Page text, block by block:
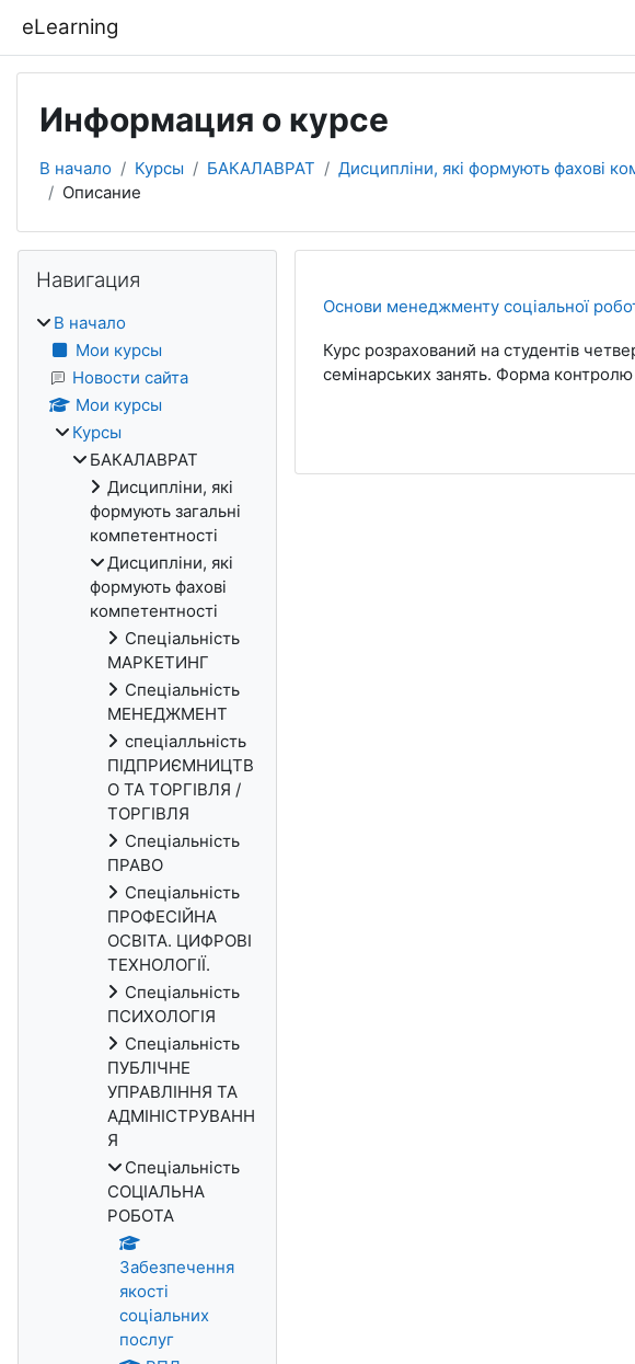
eLearning
Информация о курсе
В начало Курсы БАКАЛАВРАТ Дисципліни, які формують фахові
Описание
Основи менеджменту соціальної
Курс розрахований на студентів
семінарських занять. Форма контролю
Блоки
Навигация
В начало
Мои курсы
Новости сайта
Мои курсы
Курсы
БАКАЛАВРАТ
Дисципліни, які
формують загальні
компетентності
Дисципліни, які
формують фахові
компетентності
Спеціальність
МАРКЕТИНГ
Спеціальність
МЕНЕДЖМЕНТ
спеціалльність
ПІДПРИЄМНИЦТВ
О ТА ТОРГІВЛЯ /
ТОРГІВЛЯ
Спеціальність
ПРАВО
Спеціальність
ПРОФЕСІЙНА
ОСВІТА. ЦИФРОВІ
ТЕХНОЛОГІЇ.
Спеціальність
ПСИХОЛОГІЯ
Спеціальність
ПУБЛІЧНЕ
УПРАВЛІННЯ ТА
АДМІНІСТРУВАНН
Я
Спеціальність
СОЦІАЛЬНА
РОБОТА
Забезпечення
якості
соціальних
послуг